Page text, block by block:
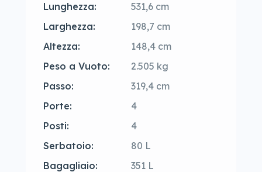
Lunghezza:
531,6 cm
Larghezza:
198,7 cm
Altezza:
148,4 cm
Peso a Vuoto:
2.505 kg
Passo:
319,4 cm
Porte:
4
Posti:
4
Serbatoio:
80 L
Bagagliaio:
351 L